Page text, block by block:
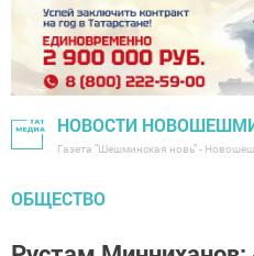
НОВОСТИ
Газета "Шешминская новь" -
ОБЩЕСТВО